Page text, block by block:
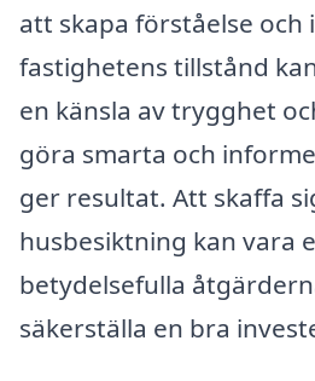
att skapa förståelse och
fastighetens tillstånd
en känsla av trygghet
göra smarta och
ger resultat. Att skaffa
husbesiktning kan vara
betydelsefulla
säkerställa en bra